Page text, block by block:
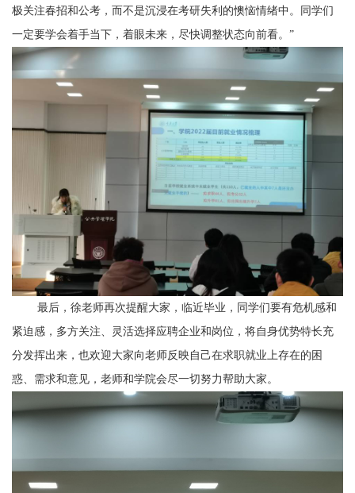
极关注春招和公考，而不是沉浸在考研失利的懊恼情绪中。同学们
一定要学会着手当下，着眼未来，尽快调整状态向前看。”
最后，徐老师再次提醒大家，临近毕业，同学们要有危机感和
紧迫感，多方关注、灵活选择应聘企业和岗位，将自身优势特长充
分发挥出来，也欢迎大家向老师反映自己在求职就业上存在的困
惑、需求和意见，老师和学院会尽一切努力帮助大家。